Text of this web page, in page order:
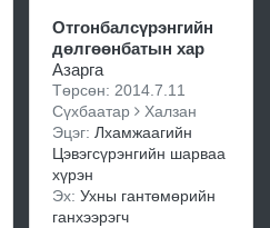
Отгонбалсүрэнгийн
дөлгөөнбатын хар
Азарга
Төрсөн: 2014.7.11
Сүхбаатар
Халзан
Эцэг: Лхамжаагийн
Цэвэгсүрэнгийн шарваа
хүрэн
Эх: Ухны гантөмөрийн
ганхээрэгч